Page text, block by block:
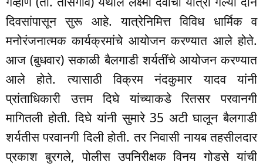
दिवसांपासून सुरू आहे. यात्रेनिमित्त विविध धार्मिक व
मनोरंजनात्मक कार्यक्रमांचे आयोजन करण्यात आले होते.
आज (बुधवार) सकाळी बैलगाडी शर्यतींचे आयोजन करण्यात
आले होते. त्यासाठी विक्रम नंदकुमार यादव यांनी
प्रांताधिकारी उत्तम दिघे यांच्याकडे रितसर परवानगी
मागितली होती. दिघे यांनी सुमारे 35 अटी घालून बैलगाडी
शर्यतीस परवानगी दिली होती. तर निवासी नायब तहसीलदार
प्रकाश बुरगले, पोलीस उपनिरीक्षक विनय गोडसे यांची